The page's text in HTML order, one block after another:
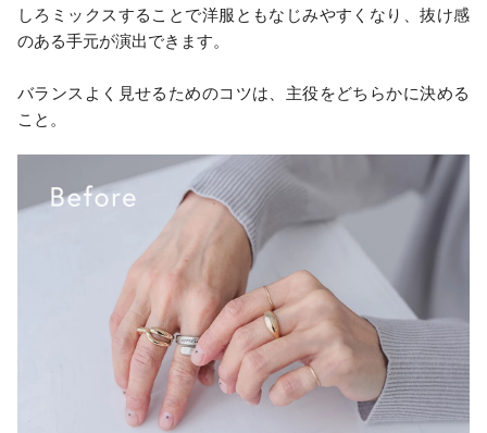
しろミックスすることで洋服ともなじみやすくなり、抜け感
のある手元が演出できます。
バランスよく見せるためのコツは、主役をどちらかに決める
こと。